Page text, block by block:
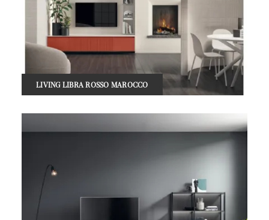
LIVING LIBRA ROSSO MAROCCO